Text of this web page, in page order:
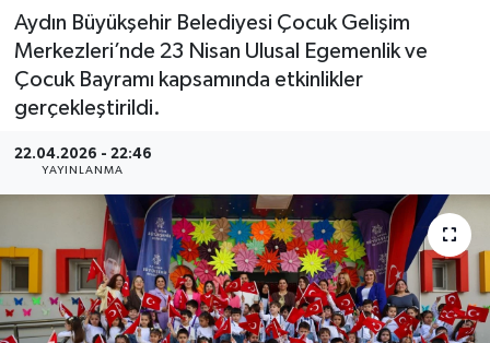
Aydın Büyükşehir Belediyesi Çocuk Gelişim
Merkezleri’nde 23 Nisan Ulusal Egemenlik ve
Çocuk Bayramı kapsamında etkinlikler
gerçekleştirildi.
22.04.2026 - 22:46
YAYINLANMA
Eğitim
Kültür Sanat
Tüm Manşetler
Son Dakika Haberleri